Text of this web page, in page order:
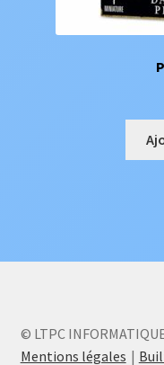
© LTPC
Mentions légales